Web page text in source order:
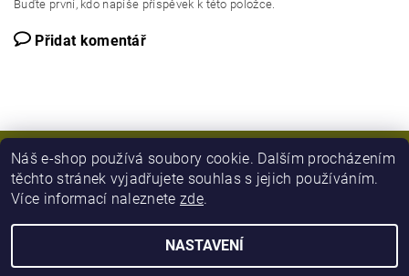
Buďte první, kdo napíše příspěvek k této položce.
Přidat komentář
2026 © Army Zboží, všechna práva vyhrazena
Náš e-shop používá soubory cookie. Dalším procházením
těchto stránek vyjadřujete souhlas s jejich používáním.
Více informací naleznetezde.
NASTAVENÍ